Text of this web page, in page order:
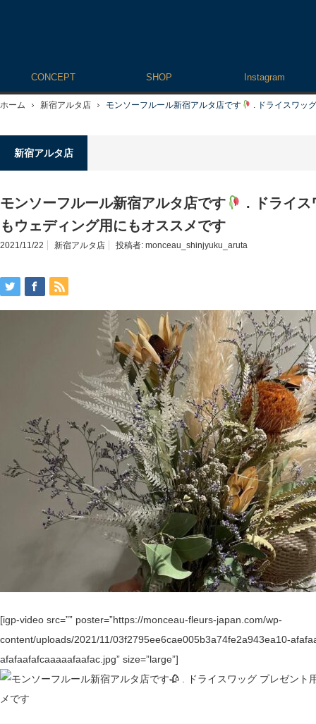
CONCEPT SHOP Instagram
ホーム 新宿アルタ店 モンソーフルール新宿アルタ店です . ドライスワッ
新宿アルタ店
モンソーフルール新宿アルタ店です
. ドライス
もウェディング用にもオススメです
2021/11/22 新宿アルタ店 投稿者: monceau_shinjyuku_aruta
[igp-video src=”” poster=”https://monceau-fleurs-japan.com/wp-
content/uploads/2021/11/03f2795ee6cae005b3a74fe2a943ea10-
afafaafafcaaaaafaafac.jpg” size=”large”]